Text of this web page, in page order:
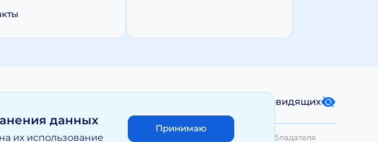
Версия для слабовидящих
doktor.org возможно только с письменного разрешения Правообладателя
данных
их использование
Принимаю